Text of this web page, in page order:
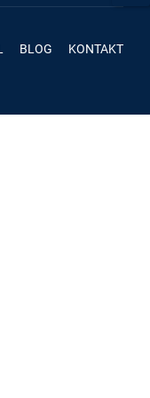
BLOG KONTAKT